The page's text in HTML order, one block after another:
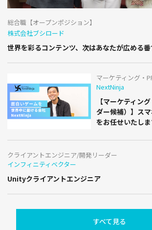
総合職【オープンポジション】
株式会社ブシロード
世界を彩るコンテンツ、次はあなたが広める番
マーケティング・
NextNinja
【マーケティン
ダー候補）】ス
をお任せいたし
クライアントエンジニア/開発リーダー
インフィニティベクター
Unityクライアントエンジニア
すべて見る